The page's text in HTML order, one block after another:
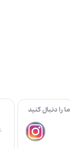
ما را دنبال کنید